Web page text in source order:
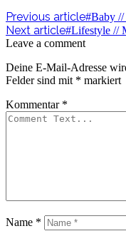
Previous article#Baby //
Next article#Lifestyle //
Leave a comment
Deine E-Mail-Adresse
Felder sind mit * markiert
Kommentar *
Name *